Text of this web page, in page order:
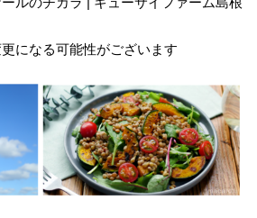
になる可能性がございます